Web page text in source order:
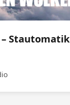
Stautomatik